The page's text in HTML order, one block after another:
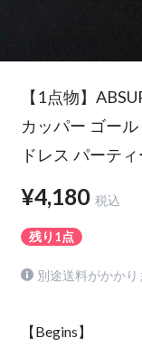
【1点物】
カッパー ゴー
ドレス パーテ
¥4,180 税込
残り1点
別途送料がかかり
【Begins】